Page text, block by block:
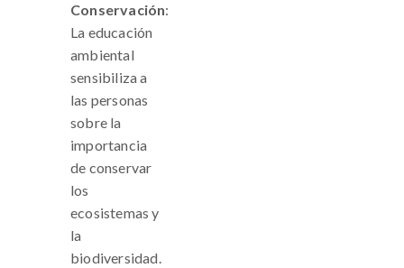
Conservación:
La educación
ambiental
sensibiliza a
las personas
sobre la
importancia
de conservar
los
ecosistemas y
la
biodiversidad.